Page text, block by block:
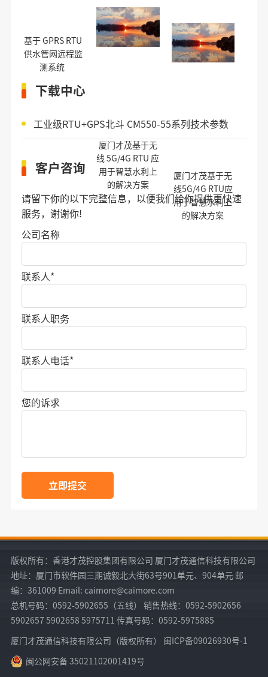
基于 GPRS RTU
供水管网远程监
测系统
厦门才茂基于无
线 5G/4G RTU 应
用于智慧水利上
的解决方案
厦门才茂基于无
线5G/4G RTU应
用于智慧水利上
的解决方案
下载中心
工业级RTU+GPS北斗 CM550-55系列技术参数
客户咨询
请留下你的以下完整信息，以便我们给你提供更快速
服务，谢谢你!
公司名称
联系人*
联系人职务
联系人电话*
您的诉求
立即提交
版权所有：香港才茂控股集团有限公司 厦门才茂通信科技有限公司
地址：厦门市软件园三期诚毅北大街63号901单元、904单元 邮
编：361009 Email: caimore@caimore.com
总机号码：0592-5902655（五线） 销售热线：0592-5902656
5902657 5902658 5975711 传真号码：0592-5975885
厦门才茂通信科技有限公司（版权所有） 闽ICP备09026930号-1
闽公网安备 35021102001419号